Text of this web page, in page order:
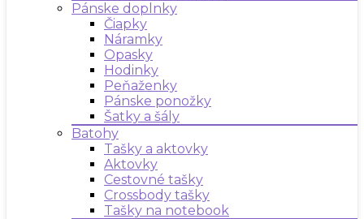
Pánske doplnky
Čiapky
Náramky
Opasky
Hodinky
Peňaženky
Pánske ponožky
Šatky a šály
Batohy
Tašky a aktovky
Aktovky
Cestovné tašky
Crossbody tašky
Tašky na notebook